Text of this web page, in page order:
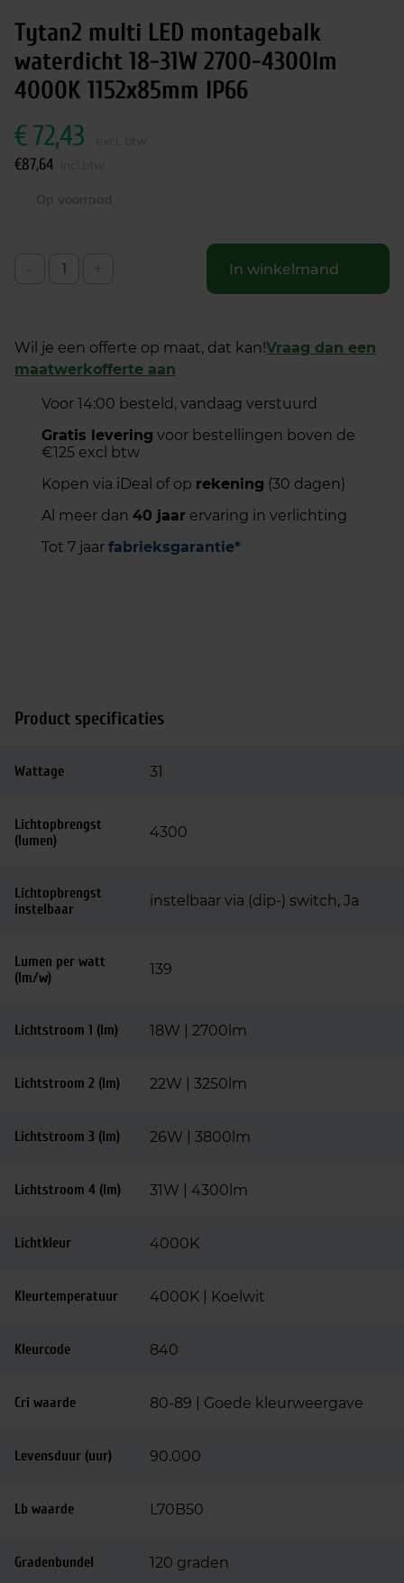
Tytan2 multi LED montagebalk
waterdicht 18-31W 2700-4300lm
4000K 1152x85mm IP66
€72,43
€87,64
Op voorraad
In winkelmand
Wil je een offerte op maat, dat kan!Vraag dan een
maatwerkofferte aan
Voor 14:00 besteld, vandaag verstuurd
Gratis levering voor bestellingen boven de
€125 excl btw
Kopen via iDeal of op rekening (30 dagen)
Al meer dan 40 jaar ervaring in verlichting
Tot 7 jaar fabrieksgarantie*
Product specificaties
Wattage 31
Lichtopbrengst
(lumen)
4300
Lichtopbrengst
instelbaar
instelbaar via (dip-) switch, Ja
Lumen per watt
(lm/w)
139
Lichtstroom 1 (lm) 18W | 2700lm
Lichtstroom 2 (lm) 22W | 3250lm
Lichtstroom 3 (lm) 26W | 3800lm
Lichtstroom 4 (lm) 31W | 4300lm
Lichtkleur 4000K
Kleurtemperatuur 4000K | Koelwit
Kleurcode 840
Cri waarde 80-89 | Goede kleurweergave
Levensduur (uur) 90.000
Lb waarde L70B50
Gradenbundel 120 graden